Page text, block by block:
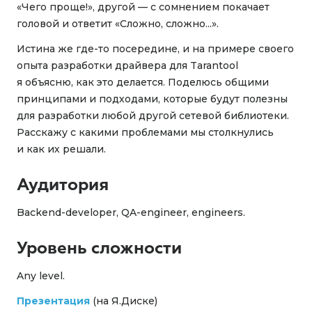
«Чего проще!», другой — с сомнением покачает
головой и ответит «Сложно, сложно...».
Истина же где-то посередине, и на примере своего
опыта разработки драйвера для Tarantool
я объясню, как это делается. Поделюсь общими
принципами и подходами, которые будут полезны
для разработки любой другой сетевой библиотеки.
Расскажу с какими проблемами мы столкнулись
и как их решали.
Аудитория
Backend-developer, QA-engineer, engineers.
Уровень сложности
Any level.
Презентация (на Я.Диске)